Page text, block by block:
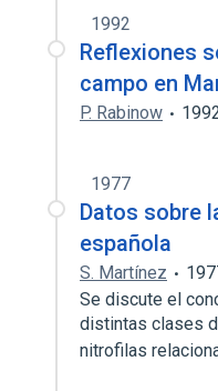
1992
Reflexiones
campo en
P. Rabinow
1977
Datos sobre
española
S. Martínez
Se discute el
distintas clases
nitrofilas